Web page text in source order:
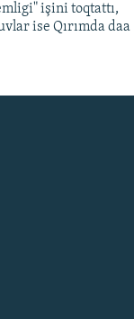
işini toqtattı,
ise Qırımda daa